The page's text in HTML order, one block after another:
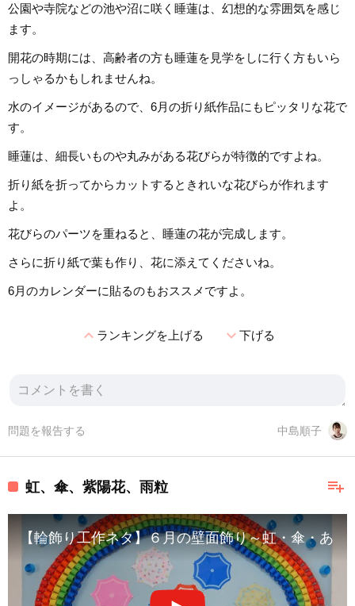
公園や寺院などの池や沼に咲く睡蓮は、幻想的な雰囲気を感じ
ます。
開花の時期には、高齢者の方も睡蓮を見学をしに行く方もいら
っしゃるかもしれませんね。
水のイメージがあるので、6月の折り紙作品にもピッタリな花で
す。
睡蓮は、細長いものや丸みがある花びらが特徴的ですよね。
折り紙を折ってからカットするときれいな花びらが作れます
よ。
花びらのパーツを重ねると、睡蓮の花が完成します。
さらに折り紙で葉も作り、花に添えてくださいね。
6月のカレンダーに貼るのもおススメですよ。
expand_lessランキングを上げる expand_more下げる
中島順子
問題を報告する
playlist_add
虹、傘、紫陽花、雨粒
【輪飾り工作ネタ】６月の壁面飾り～虹・傘・あ